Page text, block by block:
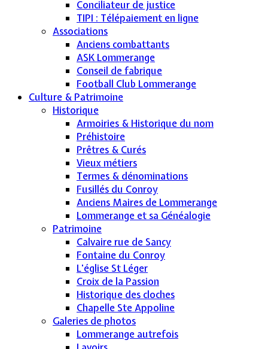
Conciliateur de justice
TIPI : Télépaiement en ligne
Associations
Anciens combattants
ASK Lommerange
Conseil de fabrique
Football Club Lommerange
Culture & Patrimoine
Historique
Armoiries & Historique du nom
Préhistoire
Prêtres & Curés
Vieux métiers
Termes & dénominations
Fusillés du Conroy
Anciens Maires de Lommerange
Lommerange et sa Généalogie
Patrimoine
Calvaire rue de Sancy
Fontaine du Conroy
L'église St Léger
Croix de la Passion
Historique des cloches
Chapelle Ste Appoline
Galeries de photos
Lommerange autrefois